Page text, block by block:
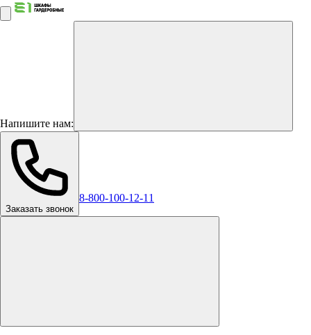
Напишите нам:
Заказать звонок
8-800-100-12-11